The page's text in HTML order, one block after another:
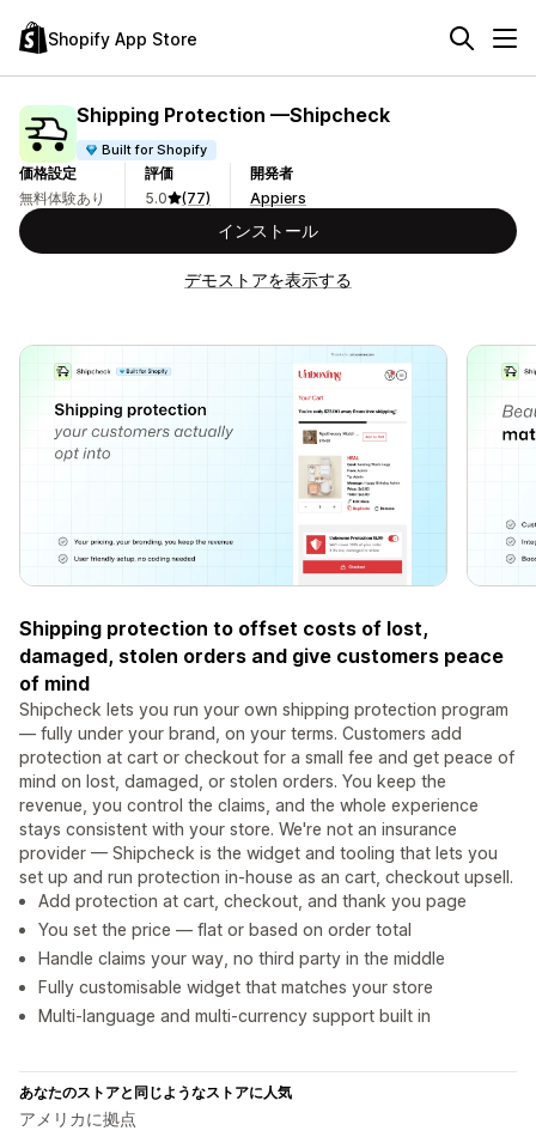
Shopify App Store
Shipping Protection —Shipcheck
Built for Shopify
価格設定
無料体験あり
評価
5.0
(77)
開発者
Appiers
インストール
デモストアを表示する
Shipping protection to offset costs of lost,
damaged, stolen orders and give customers peace
of mind
Shipcheck lets you run your own shipping protection program
— fully under your brand, on your terms. Customers add
protection at cart or checkout for a small fee and get peace of
mind on lost, damaged, or stolen orders. You keep the
revenue, you control the claims, and the whole experience
stays consistent with your store. We're not an insurance
provider — Shipcheck is the widget and tooling that lets you
set up and run protection in-house as an cart, checkout upsell.
Add protection at cart, checkout, and thank you page
You set the price — flat or based on order total
Handle claims your way, no third party in the middle
Fully customisable widget that matches your store
Multi-language and multi-currency support built in
あなたのストアと同じようなストアに人気
アメリカに拠点